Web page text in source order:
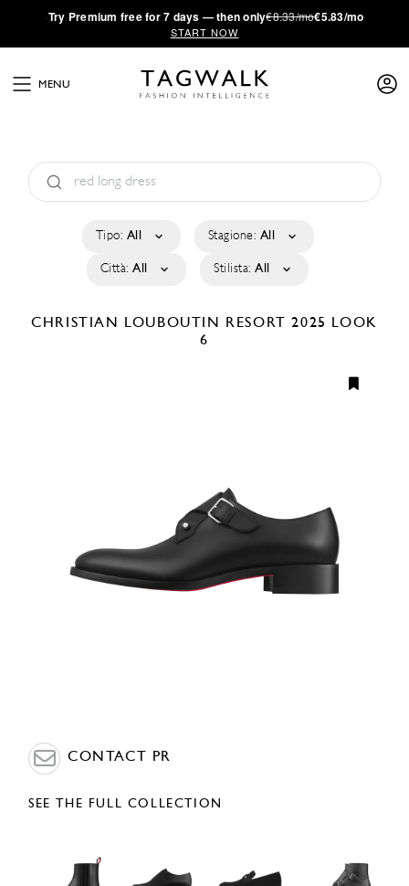
·Try Premium free for 7 days — then only€8.33/mo€5.83/mo
START NOW
MENU
Tipo: All Stagione: All
Città: All Stilista: All
CHRISTIAN LOUBOUTIN RESORT 2025 LOOK
6
CONTACT PR
SEE THE FULL COLLECTION